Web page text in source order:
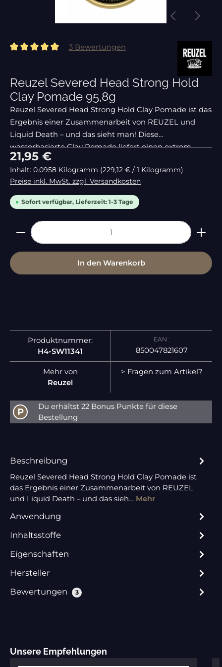
Durchschnittliche Bewertung von 5 von 5 Sternen
3 Bewertungen
Reuzel Severed Head Strong Hold
Clay Pomade 95,8g
Reuzel Severed Head Strong Hold Clay Pomade ist das
Ergebnis einer Zusammenarbeit von REUZEL und
Liquid Death – und das sieht man! Diese
wasserbasierte Clay Pomade liefert einen extrem
starken Halt, ein griffiges, trockenes Finish und jede
Regulärer Preis:
21,95 €
Inhalt: 0.0958 Kilogramm (229,12 € / 1 Kilogramm)
Preise inkl. MwSt. zzgl. Versandkosten
Sofort verfügbar, Lieferzeit: 1-3 Tage
Produkt Anzahl: Gib den gewünschten Wert
In den Warenkorb
Produktnummer:
H4-SW11341
EAN :
850047821607
Mehr von
Reuzel
> Fragen zum Artikel?
P
Du erhältst 22 Bonus Punkte für diese
Bestellung
Beschreibung
Reuzel Severed Head Strong Hold Clay Pomade ist
das Ergebnis einer Zusammenarbeit von REUZEL
und Liquid Death – und das sieh… Mehr
Anwendung
Inhaltsstoffe
Eigenschaften
Hersteller
Bewertungen
3
Produktgalerie überspringen
Unsere Empfehlungen